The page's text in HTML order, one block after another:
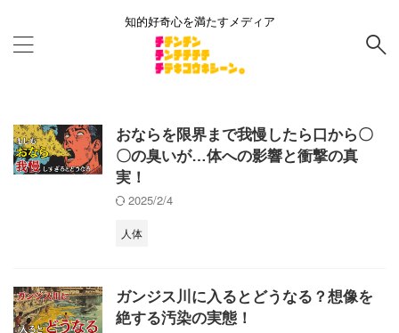
知的好奇心を満たすメディア
おならを限界まで我慢したら口から〇
〇の臭いが…体への影響と衝撃の真
実！
2025/2/4
人体
ガンジス川に入るとどうなる？想像を
絶する汚染の実態！